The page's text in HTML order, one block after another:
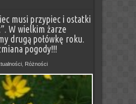
musi przypiec i ostatki
W wielkim żarze
drugą połówkę roku.
pogody!!!
, Różności